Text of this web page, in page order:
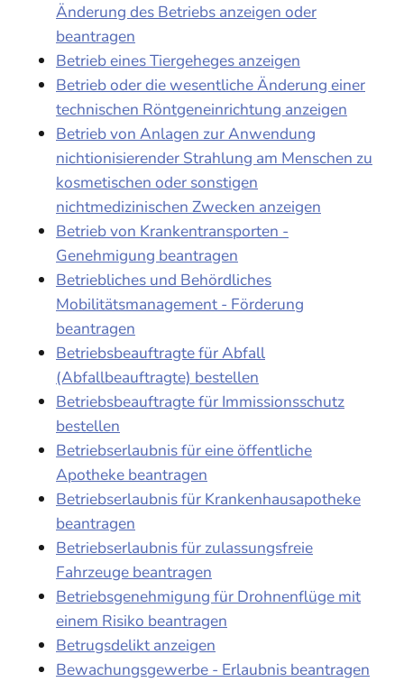
Änderung des Betriebs anzeigen oder
beantragen
Betrieb eines Tiergeheges anzeigen
Betrieb oder die wesentliche Änderung einer
technischen Röntgeneinrichtung anzeigen
Betrieb von Anlagen zur Anwendung
nichtionisierender Strahlung am Menschen zu
kosmetischen oder sonstigen
nichtmedizinischen Zwecken anzeigen
Betrieb von Krankentransporten -
Genehmigung beantragen
Betriebliches und Behördliches
Mobilitätsmanagement - Förderung
beantragen
Betriebsbeauftragte für Abfall
(Abfallbeauftragte) bestellen
Betriebsbeauftragte für Immissionsschutz
bestellen
Betriebserlaubnis für eine öffentliche
Apotheke beantragen
Betriebserlaubnis für Krankenhausapotheke
beantragen
Betriebserlaubnis für zulassungsfreie
Fahrzeuge beantragen
Betriebsgenehmigung für Drohnenflüge mit
einem Risiko beantragen
Betrugsdelikt anzeigen
Bewachungsgewerbe - Erlaubnis beantragen